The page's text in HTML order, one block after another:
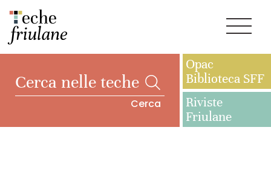
Cerca
Opac
Biblioteca SFF
Riviste
Friulane